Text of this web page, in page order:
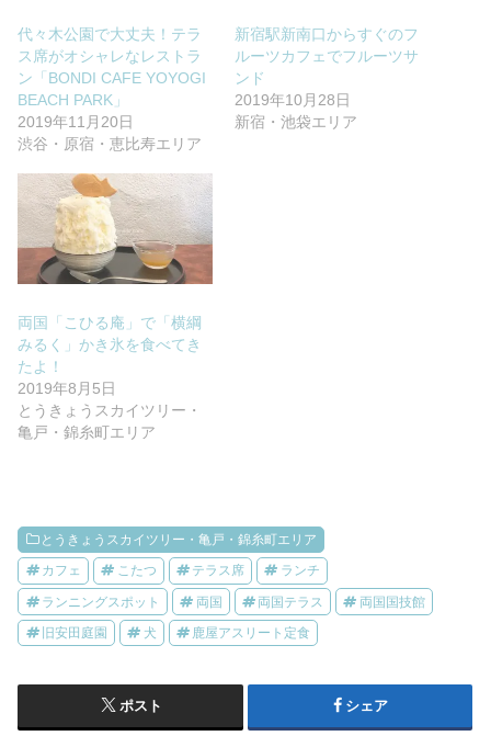
代々木公園で大丈夫！テラ
ス席がオシャレなレストラ
ン「BONDI CAFE YOYOGI
BEACH PARK」
2019年11月20日
渋谷・原宿・恵比寿エリア
新宿駅新南口からすぐのフ
ルーツカフェでフルーツサ
ンド
2019年10月28日
新宿・池袋エリア
両国「こひる庵」で「横綱
みるく」かき氷を食べてき
たよ！
2019年8月5日
とうきょうスカイツリー・
亀戸・錦糸町エリア
とうきょうスカイツリー・亀戸・錦糸町エリア
カフェ こたつ テラス席 ランチ
ランニングスポット 両国 両国テラス 両国国技館
旧安田庭園 犬 鹿屋アスリート定食
ポスト シェア